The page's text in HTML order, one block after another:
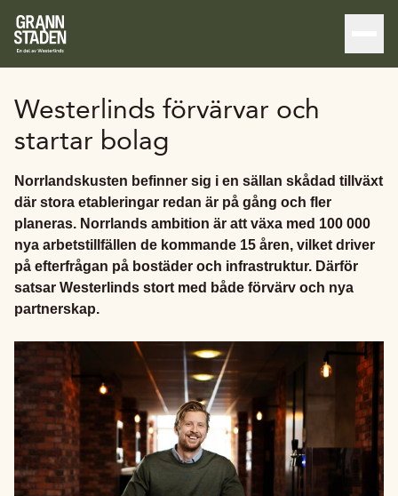
Westerlinds förvärvar och
startar bolag
Norrlandskusten befinner sig i en sällan skådad tillväxt
där stora etableringar redan är på gång och fler
planeras. Norrlands ambition är att växa med 100 000
nya arbetstillfällen de kommande 15 åren, vilket driver
på efterfrågan på bostäder och infrastruktur. Därför
satsar Westerlinds stort med både förvärv och nya
partnerskap.